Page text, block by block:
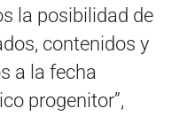
la posibilidad de
contenidos y
a la fecha
progenitor”,